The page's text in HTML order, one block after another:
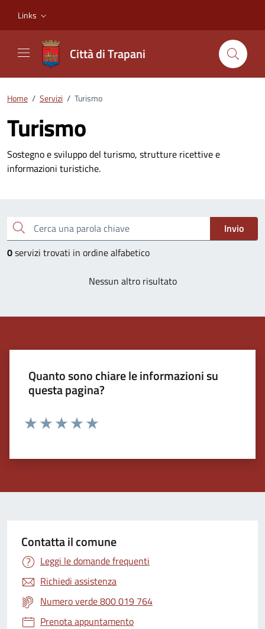
Links
Città di Trapani
Home / Servizi / Turismo
Turismo
Sostegno e sviluppo del turismo, strutture ricettive e
informazioni turistiche.
Cerca una parola chiave
Invio
0servizi trovati in ordine alfabetico
Nessun altro risultato
Quanto sono chiare le informazioni su
questa pagina?
Contatta il comune
Leggi le domande frequenti
Richiedi assistenza
Numero verde 800 019 764
Prenota appuntamento